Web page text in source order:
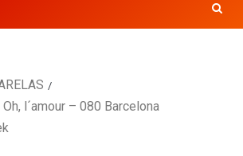
l´amour – 080 Barcelona